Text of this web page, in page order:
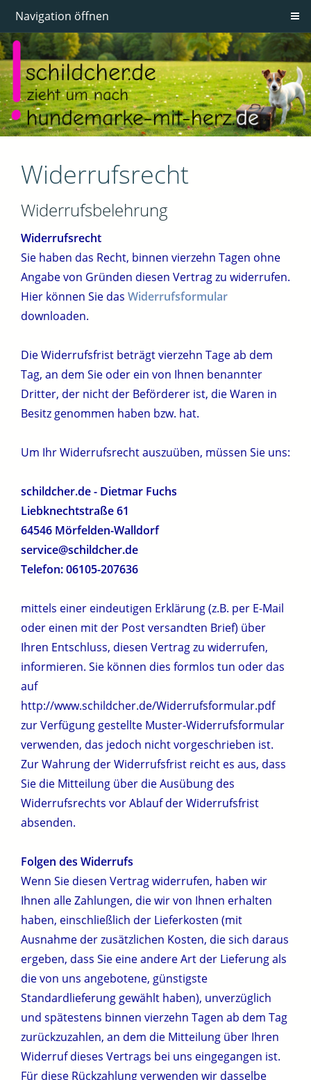
Navigation öffnen
Widerrufsrecht
Widerrufsbelehrung
Widerrufsrecht
Sie haben das Recht, binnen vierzehn Tagen ohne
Angabe von Gründen diesen Vertrag zu widerrufen.
Hier können Sie das Widerrufsformular
downloaden.
Die Widerrufsfrist beträgt vierzehn Tage ab dem
Tag, an dem Sie oder ein von Ihnen benannter
Dritter, der nicht der Beförderer ist, die Waren in
Besitz genommen haben bzw. hat.
Um Ihr Widerrufsrecht auszuüben, müssen Sie uns:
schildcher.de - Dietmar Fuchs
Liebknechtstraße 61
64546 Mörfelden-Walldorf
service@schildcher.de
Telefon: 06105-207636
mittels einer eindeutigen Erklärung (z.B. per E-Mail
oder einen mit der Post versandten Brief) über
Ihren Entschluss, diesen Vertrag zu widerrufen,
informieren. Sie können dies formlos tun oder das
auf
http://www.schildcher.de/Widerrufsformular.pdf
zur Verfügung gestellte Muster-Widerrufsformular
verwenden, das jedoch nicht vorgeschrieben ist.
Zur Wahrung der Widerrufsfrist reicht es aus, dass
Sie die Mitteilung über die Ausübung des
Widerrufsrechts vor Ablauf der Widerrufsfrist
absenden.
Folgen des Widerrufs
Wenn Sie diesen Vertrag widerrufen, haben wir
Ihnen alle Zahlungen, die wir von Ihnen erhalten
haben, einschließlich der Lieferkosten (mit
Ausnahme der zusätzlichen Kosten, die sich daraus
ergeben, dass Sie eine andere Art der Lieferung als
die von uns angebotene, günstigste
Standardlieferung gewählt haben), unverzüglich
und spätestens binnen vierzehn Tagen ab dem Tag
zurückzuzahlen, an dem die Mitteilung über Ihren
Widerruf dieses Vertrags bei uns eingegangen ist.
Für diese Rückzahlung verwenden wir dasselbe